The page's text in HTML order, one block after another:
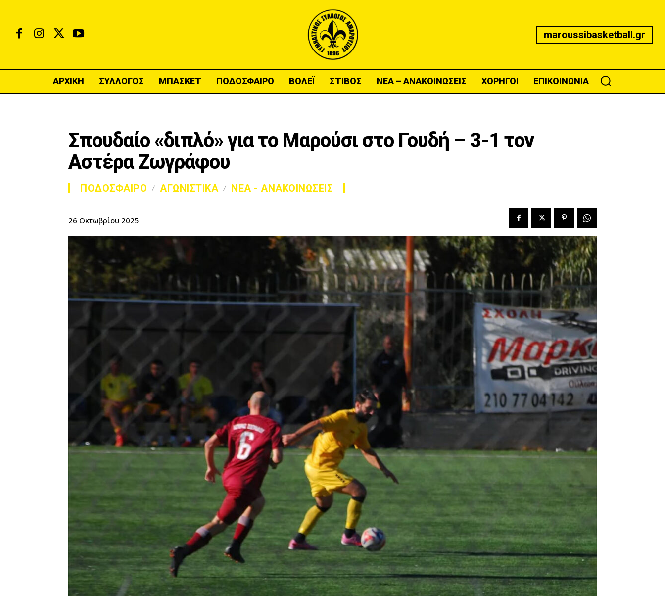
maroussibasketball.gr
ΑΡΧΙΚΗ ΣΥΛΛΟΓΟΣ ΜΠΑΣΚΕΤ ΠΟΔΟΣΦΑΙΡΟ ΒΟΛΕΪ ΣΤΙΒΟΣ ΝΕΑ – ΑΝΑΚΟΙΝΩΣΕΙΣ ΧΟΡΗΓΟΙ ΕΠΙΚΟΙΝΩΝΙΑ
Σπουδαίο «διπλό» για το Μαρούσι στο Γουδή – 3-1 τον
Αστέρα Ζωγράφου
ΠΟΔΟΣΦΑΙΡΟ ΑΓΩΝΙΣΤΙΚΑ ΝΕΑ - ΑΝΑΚΟΙΝΩΣΕΙΣ
26 Οκτωβρίου 2025